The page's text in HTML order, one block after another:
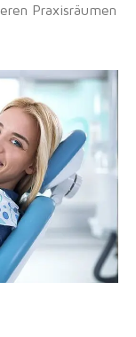
Praxisräumen